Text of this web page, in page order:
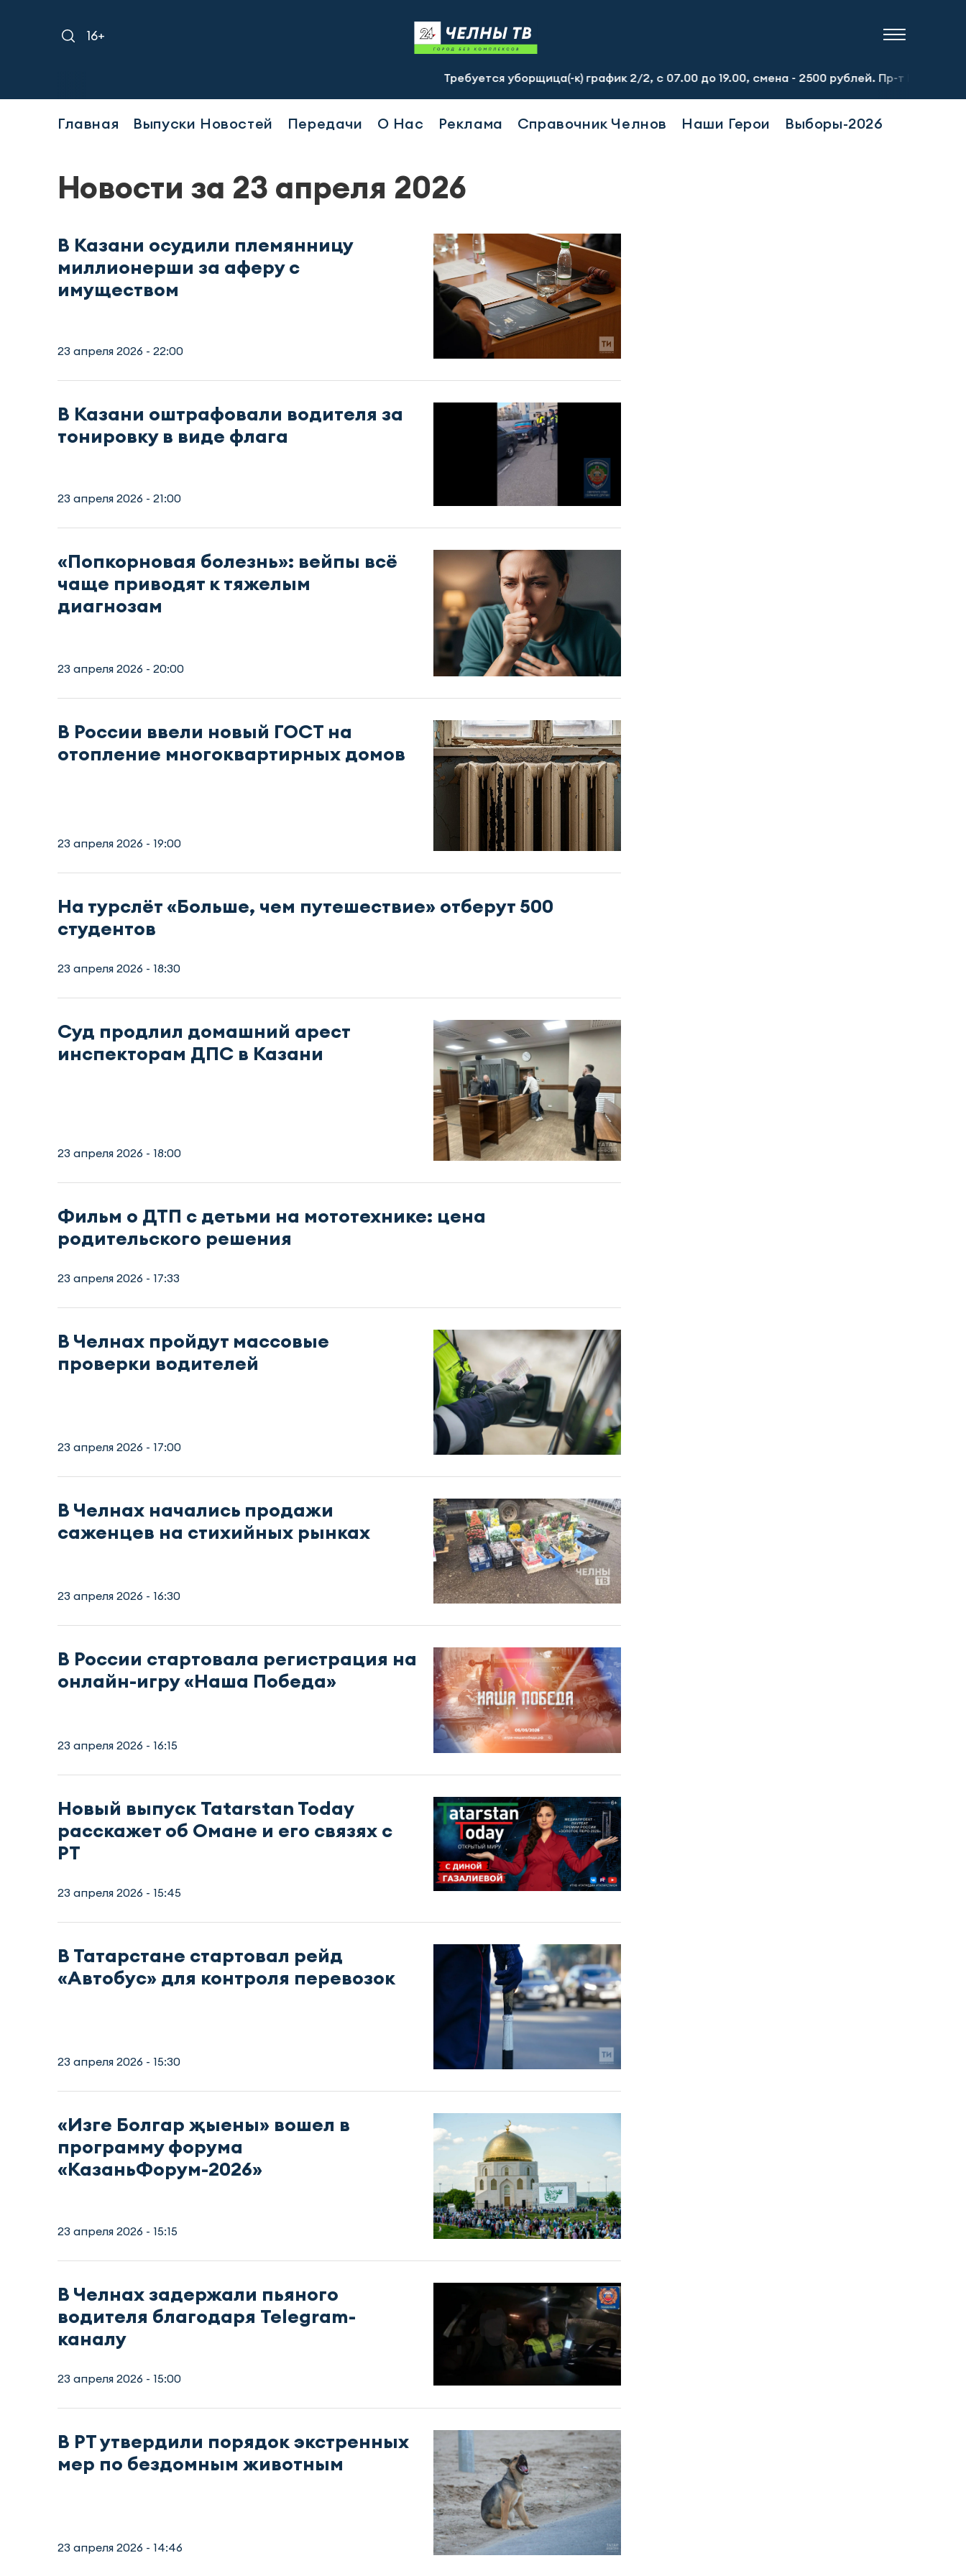
16+
Требуется уборщица(-к) график 2/2, с 07.00 до 19.00, смена - 2500 рублей. Пр-т
Главная Выпуски Новостей Передачи О Нас Реклама Справочник Челнов Наши Герои Выборы-2026
Новости за 23 апреля 2026
В Казани осудили племянницу
миллионерши за аферу с
имуществом
23 апреля 2026 - 22:00
В Казани оштрафовали водителя за
тонировку в виде флага
23 апреля 2026 - 21:00
«Попкорновая болезнь»: вейпы всё
чаще приводят к тяжелым
диагнозам
23 апреля 2026 - 20:00
В России ввели новый ГОСТ на
отопление многоквартирных домов
23 апреля 2026 - 19:00
На турслёт «Больше, чем путешествие» отберут 500
студентов
23 апреля 2026 - 18:30
Суд продлил домашний арест
инспекторам ДПС в Казани
23 апреля 2026 - 18:00
Фильм о ДТП с детьми на мототехнике: цена
родительского решения
23 апреля 2026 - 17:33
В Челнах пройдут массовые
проверки водителей
23 апреля 2026 - 17:00
В Челнах начались продажи
саженцев на стихийных рынках
23 апреля 2026 - 16:30
В России стартовала регистрация на
онлайн-игру «Наша Победа»
23 апреля 2026 - 16:15
Новый выпуск Tatarstan Today
расскажет об Омане и его связях с
РТ
23 апреля 2026 - 15:45
В Татарстане стартовал рейд
«Автобус» для контроля перевозок
23 апреля 2026 - 15:30
«Изге Болгар җыены» вошел в
программу форума
«КазаньФорум-2026»
23 апреля 2026 - 15:15
В Челнах задержали пьяного
водителя благодаря Telegram-
каналу
23 апреля 2026 - 15:00
В РТ утвердили порядок экстренных
мер по бездомным животным
23 апреля 2026 - 14:46